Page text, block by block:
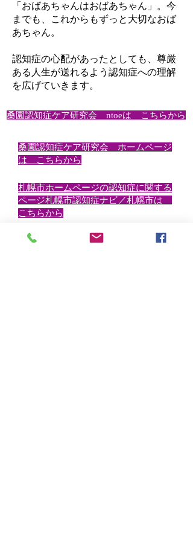
「おばあちゃんはおばあちゃん」。今
までも、これからもずっと大切なおば
あちゃん。
認知症の心配があったとしても、尊厳
ある人生が送れるよう認知症への理解
を広げていきます。
桑園認知症ケア研究会 ntoeは こちらから
桑園認知症ケア研究会 ホームページ
は こちらから
札幌市ホームページの認知症に関する
ページ札幌市認知症ナビ／札幌市は
こちらから
駄菓子屋あいる堂Instagram は こちらから